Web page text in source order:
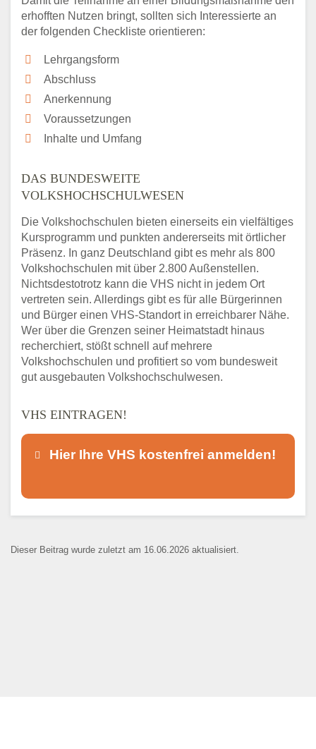
erhofften Nutzen bringt, sollten sich Interessierte an
der folgenden Checkliste orientieren:
Lehrgangsform
Abschluss
Anerkennung
Voraussetzungen
Inhalte und Umfang
DAS BUNDESWEITE
VOLKSHOCHSCHULWESEN
Die Volkshochschulen bieten einerseits ein vielfältiges
Kursprogramm und punkten andererseits mit örtlicher
Präsenz. In ganz Deutschland gibt es mehr als 800
Volkshochschulen mit über 2.800 Außenstellen.
Nichtsdestotrotz kann die VHS nicht in jedem Ort
vertreten sein. Allerdings gibt es für alle Bürgerinnen
und Bürger einen VHS-Standort in erreichbarer Nähe.
Wer über die Grenzen seiner Heimatstadt hinaus
recherchiert, stößt schnell auf mehrere
Volkshochschulen und profitiert so vom bundesweit
gut ausgebauten Volkshochschulwesen.
VHS EINTRAGEN!
Hier Ihre VHS kostenfrei anmelden!
Kontaktaufnahme und ist nicht
Dieser Beitrag wurde zuletzt am 16.06.2026 aktualisiert.